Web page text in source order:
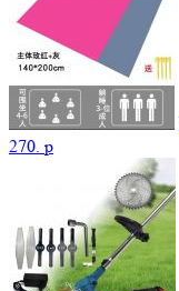
270. p